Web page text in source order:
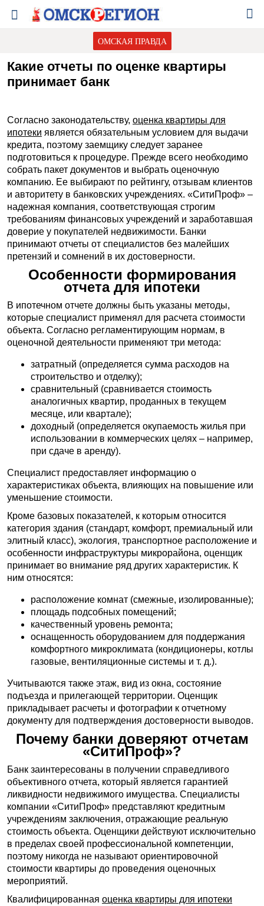
ОМСКАЯ ПРАВДА
Какие отчеты по оценке квартиры
принимает банк
Согласно законодательству, оценка квартиры для
ипотеки является обязательным условием для выдачи
кредита, поэтому заемщику следует заранее
подготовиться к процедуре. Прежде всего необходимо
собрать пакет документов и выбрать оценочную
компанию. Ее выбирают по рейтингу, отзывам клиентов
и авторитету в банковских учреждениях. «СитиПроф» –
надежная компания, соответствующая строгим
требованиям финансовых учреждений и заработавшая
доверие у покупателей недвижимости. Банки
принимают отчеты от специалистов без малейших
претензий и сомнений в их достоверности.
Особенности формирования
отчета для ипотеки
В ипотечном отчете должны быть указаны методы,
которые специалист применял для расчета стоимости
объекта. Согласно регламентирующим нормам, в
оценочной деятельности применяют три метода:
затратный (определяется сумма расходов на
строительство и отделку);
сравнительный (сравнивается стоимость
аналогичных квартир, проданных в текущем
месяце, или квартале);
доходный (определяется окупаемость жилья при
использовании в коммерческих целях – например,
при сдаче в аренду).
Специалист предоставляет информацию о
характеристиках объекта, влияющих на повышение или
уменьшение стоимости.
Кроме базовых показателей, к которым относится
категория здания (стандарт, комфорт, премиальный или
элитный класс), экология, транспортное расположение и
особенности инфраструктуры микрорайона, оценщик
принимает во внимание ряд других характеристик. К
ним относятся:
расположение комнат (смежные, изолированные);
площадь подсобных помещений;
качественный уровень ремонта;
оснащенность оборудованием для поддержания
комфортного микроклимата (кондиционеры, котлы
газовые, вентиляционные системы и т. д.).
Учитываются также этаж, вид из окна, состояние
подъезда и прилегающей территории. Оценщик
прикладывает расчеты и фотографии к отчетному
документу для подтверждения достоверности выводов.
Почему банки доверяют отчетам
«СитиПроф»?
Банк заинтересованы в получении справедливого
объективного отчета, который является гарантией
ликвидности недвижимого имущества. Специалисты
компании «СитиПроф» представляют кредитным
учреждениям заключения, отражающие реальную
стоимость объекта. Оценщики действуют исключительно
в пределах своей профессиональной компетенции,
поэтому никогда не называют ориентировочной
стоимости квартиры до проведения оценочных
мероприятий.
Квалифицированная оценка квартиры для ипотеки